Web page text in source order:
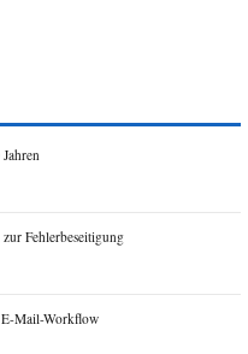
Fehlerbeseitigung
Mail-Workflow